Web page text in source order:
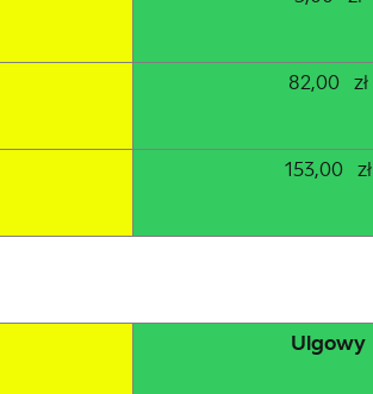
82,00 zł
153,00 zł
Ulgowy